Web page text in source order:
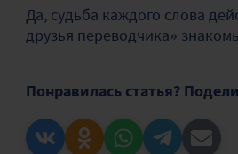
Да, судьба каждого слова
друзья переводчика»
Понравилась статья?